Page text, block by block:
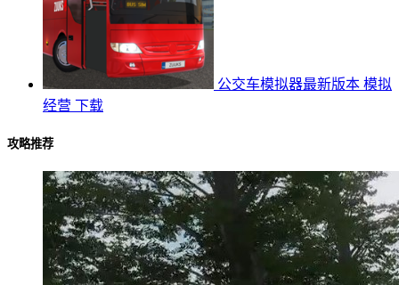
公交车模拟器最新版本 模拟
经营 下载
攻略推荐